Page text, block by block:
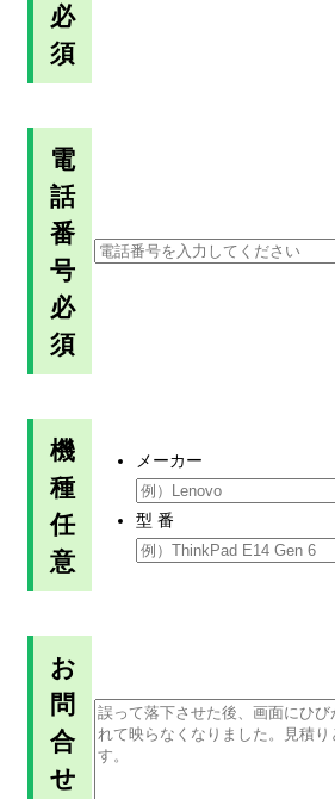
必
須
電
話
番
号
必
須
機
種
任
意
メーカー
型 番
お
問
合
せ